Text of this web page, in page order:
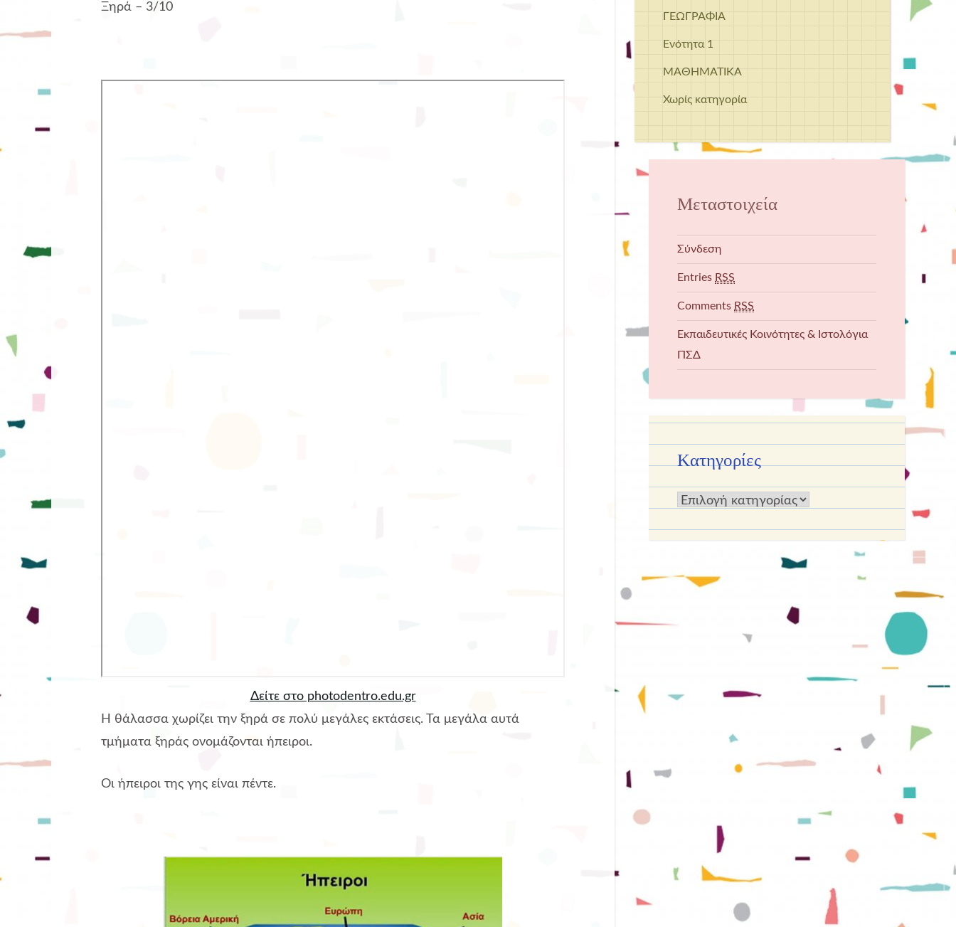
Ξηρά – 3/10
Δείτε στο photodentro.edu.gr
Η θάλασσα χωρίζει την ξηρά σε πολύ μεγάλες εκτάσεις. Τα μεγάλα αυτά
τμήματα ξηράς ονομάζονται ήπειροι.
Οι ήπειροι της γης είναι πέντε.
ΓΕΩΓΡΑΦΙΑ
Ενότητα 1
ΜΑΘΗΜΑΤΙΚΑ
Χωρίς κατηγορία
Μεταστοιχεία
Σύνδεση
Entries RSS
Comments RSS
Εκπαιδευτικές Κοινότητες & Ιστολόγια
ΠΣΔ
Kατηγορίες
Kατηγορίες